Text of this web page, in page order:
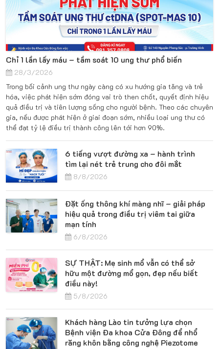
Chỉ 1 lần lấy máu – tầm soát 10 ung thư phổ biến
28/3/2026
Trong bối cảnh ung thư ngày càng có xu hướng gia tăng và trẻ
hóa, việc phát hiện sớm đóng vai trò then chốt, quyết định hiệu
quả điều trị và tiên lượng sống cho người bệnh. Theo các chuyên
gia, nếu được phát hiện ở giai đoạn sớm, nhiều loại ung thư có
thể đạt tỷ lệ điều trị thành công lên tới hơn 90%.
6 tiếng vượt đường xa – hành trình
tìm lại nét trẻ trung cho đôi mắt
8/8/2026
Đặt ống thông khí màng nhĩ – giải pháp
hiệu quả trong điều trị viêm tai giữa
mạn tính
6/8/2026
SỰ THẬT: Mẹ sinh mổ vẫn có thể sở
hữu một đường mổ gọn, đẹp nếu biết
điều này!
5/8/2026
Khách hàng Lào tin tưởng lựa chọn
Bệnh viện Đa khoa Cửa Đông để nhổ
răng khôn bằng công nghệ Piezotome